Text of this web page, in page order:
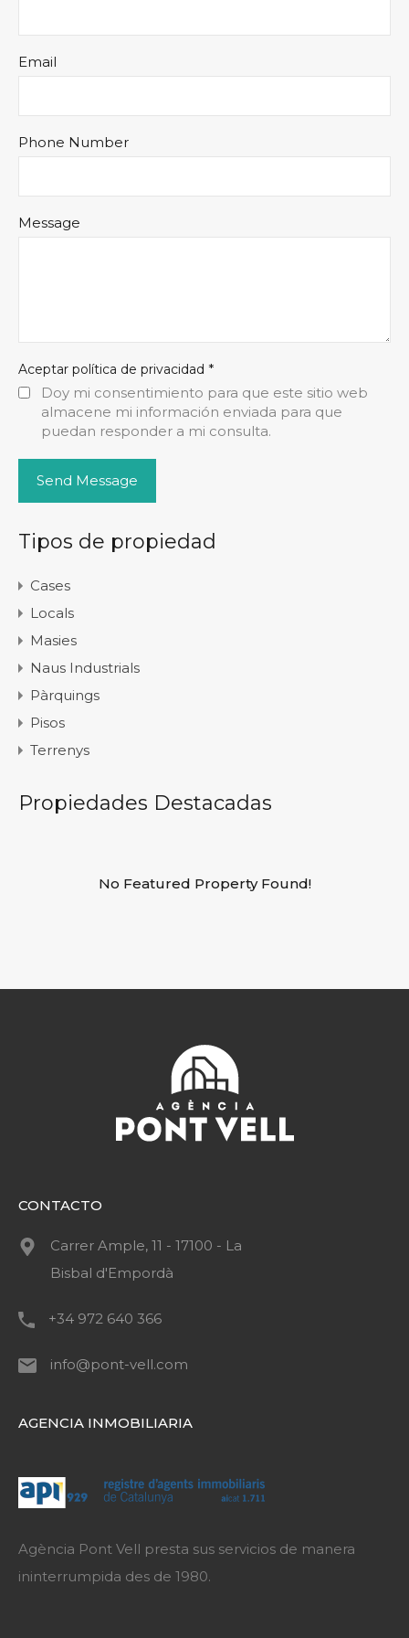
Email
Phone Number
Message
Aceptar política de privacidad *
Doy mi consentimiento para que este sitio web
almacene mi información enviada para que
puedan responder a mi consulta.
Tipos de propiedad
Cases
Locals
Masies
Naus Industrials
Pàrquings
Pisos
Terrenys
Propiedades Destacadas
No Featured Property Found!
CONTACTO
Carrer Ample, 11 - 17100 - La
Bisbal d'Empordà
+34 972 640 366
info@pont-vell.com
AGENCIA INMOBILIARIA
Agència Pont Vell presta sus servicios de manera
ininterrumpida des de 1980.